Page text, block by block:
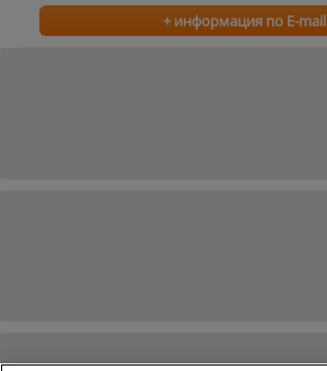
+ информация по E-mail